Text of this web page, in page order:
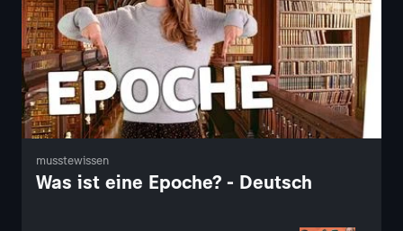
musstewissen
Was ist eine Epoche? - Deutsch